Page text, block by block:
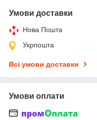
Умови доставки
Нова Пошта
Укрпошта
Всі умови доставки
Умови оплати